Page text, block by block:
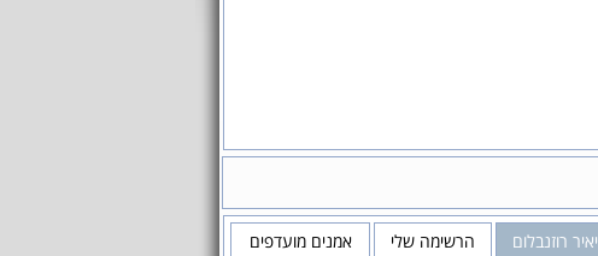
יאיר רוזנבלום הרשימה שלי אמנים מועדפים